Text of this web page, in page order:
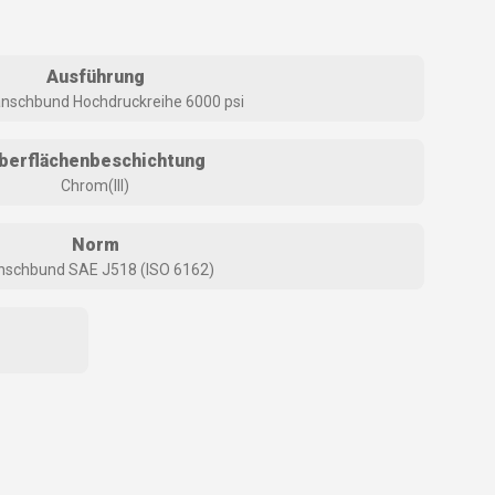
Ausführung
Hochdruckreihe 6000 psi
Chrom(III)
Norm
SAE J518 (ISO 6162)